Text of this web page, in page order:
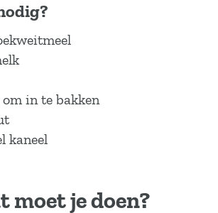
in te bakken
kaneel
moet je doen?